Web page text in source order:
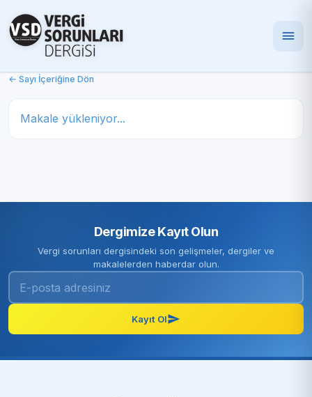
← Sayı İçeriğine Dön
Makale yükleniyor...
Dergimize Kayıt Olun
Vergi sorunları dergisindeki son gelişmeler, dergiler ve
makalelerden haberdar olun.
Kayıt Ol